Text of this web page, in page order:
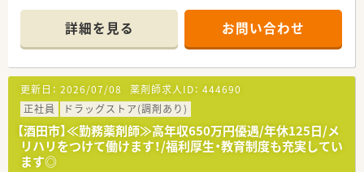
も40店舗以上ございます。
「全ては健康を願う人々のために」をモットーに、地域の皆さま
に信頼されるかかりつけ薬局を目指しています。
■ここが魅力！■
☆【教育・研修制度】
フォローアップ研修・エキスパート研修・薬局長研修・管理者研修
などスキルに合わせた研修制度をご用意。
また、e-learningを導入しており、こちらは会社で費用補助をし
詳細を見る お問い合わせ
更新日： 2026/07/08 薬剤師求人ID： 444690
正社員
ドラッグストア(調剤あり)
【酒田市】≪勤務薬剤師≫高年収650万円優遇/年休125日/メ
リハリをつけて働けます！/福利厚生・教育制度も充実してい
ます◎